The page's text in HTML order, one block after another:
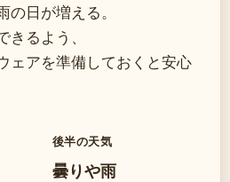
日が増える。
るよう、
ェアを準備しておくと安心
後半の天気
曇りや雨